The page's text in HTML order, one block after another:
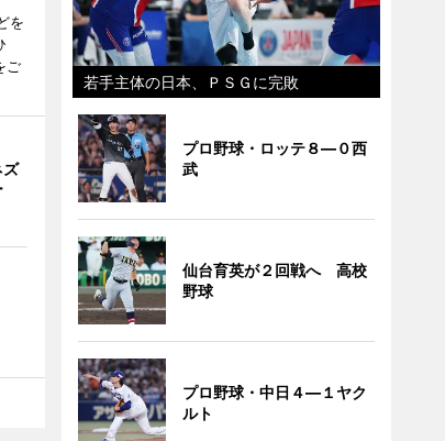
を
ご
ズ
若手主体の日本、ＰＳＧに完敗
プロ野球・ロッテ８―０西
武
仙台育英が２回戦へ 高校
野球
プロ野球・中日４―１ヤク
ルト